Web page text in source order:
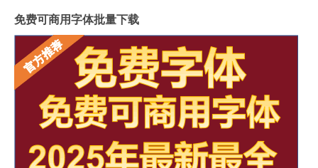
免费可商用字体批量下载